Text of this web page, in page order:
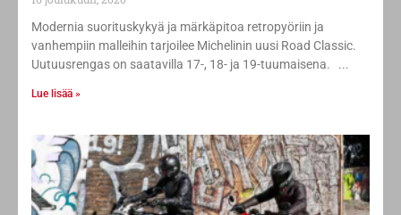
Modernia suorituskykyä ja märkäpitoa retropyöriin ja
vanhempiin malleihin tarjoilee Michelinin uusi Road Classic.
Uutuusrengas on saatavilla 17-, 18- ja 19-tuumaisena.
Lue lisää »